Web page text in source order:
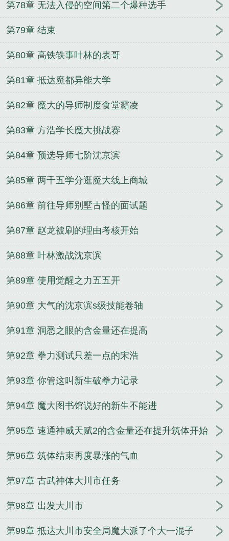
第78章 无法入侵的空间第二个爆种选手
第79章 结束
第80章 高铁轶事叶林的表哥
第81章 抵达魔都异能大学
第82章 魔大的导师制度食堂霸凌
第83章 方浩学长魔大挑战赛
第84章 预选导师七阶沈京滨
第85章 两千五学分逛魔大线上商城
第86章 前往导师别墅古怪的面试题
第87章 赵龙被刷的理由考核开始
第88章 叶林激战沈京滨
第89章 使用觉醒之力五五开
第90章 大气的沈京滨s级技能卷轴
第91章 洞悉之眼的含金量还在提高
第92章 拳力测试只差一点的宋浩
第93章 你管这叫新生破拳力记录
第94章 魔大图书馆说好的新生不能进
第95章 速通神威天赋2的含金量还在提升筑体开始
第96章 筑体结束再度暴涨的气血
第97章 古武神体大川市任务
第98章 出发大川市
第99章 抵达大川市安全局魔大派了个大一混子